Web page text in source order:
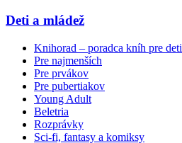
Deti a mládež
Knihorad – poradca kníh pre deti
Pre najmenších
Pre prvákov
Pre pubertiakov
Young Adult
Beletria
Rozprávky
Sci-fi, fantasy a komiksy